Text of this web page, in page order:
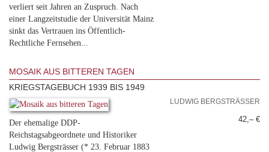
verliert seit Jahren an Zuspruch. Nach
einer Langzeitstudie der Universität Mainz
sinkt das Vertrauen ins Öffentlich-
Rechtliche Fernsehen...
MOSAIK AUS BITTEREN TAGEN
KRIEGSTAGEBUCH 1939 BIS 1949
Der ehemalige DDP-
Reichstagsabgeordnete und Historiker
Ludwig Bergsträsser (* 23. Februar 1883
LUDWIG BERGSTRÄSSER
42,– €